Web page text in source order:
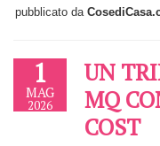
pubblicato da
1
MAG
2026
UN
MQ
COST